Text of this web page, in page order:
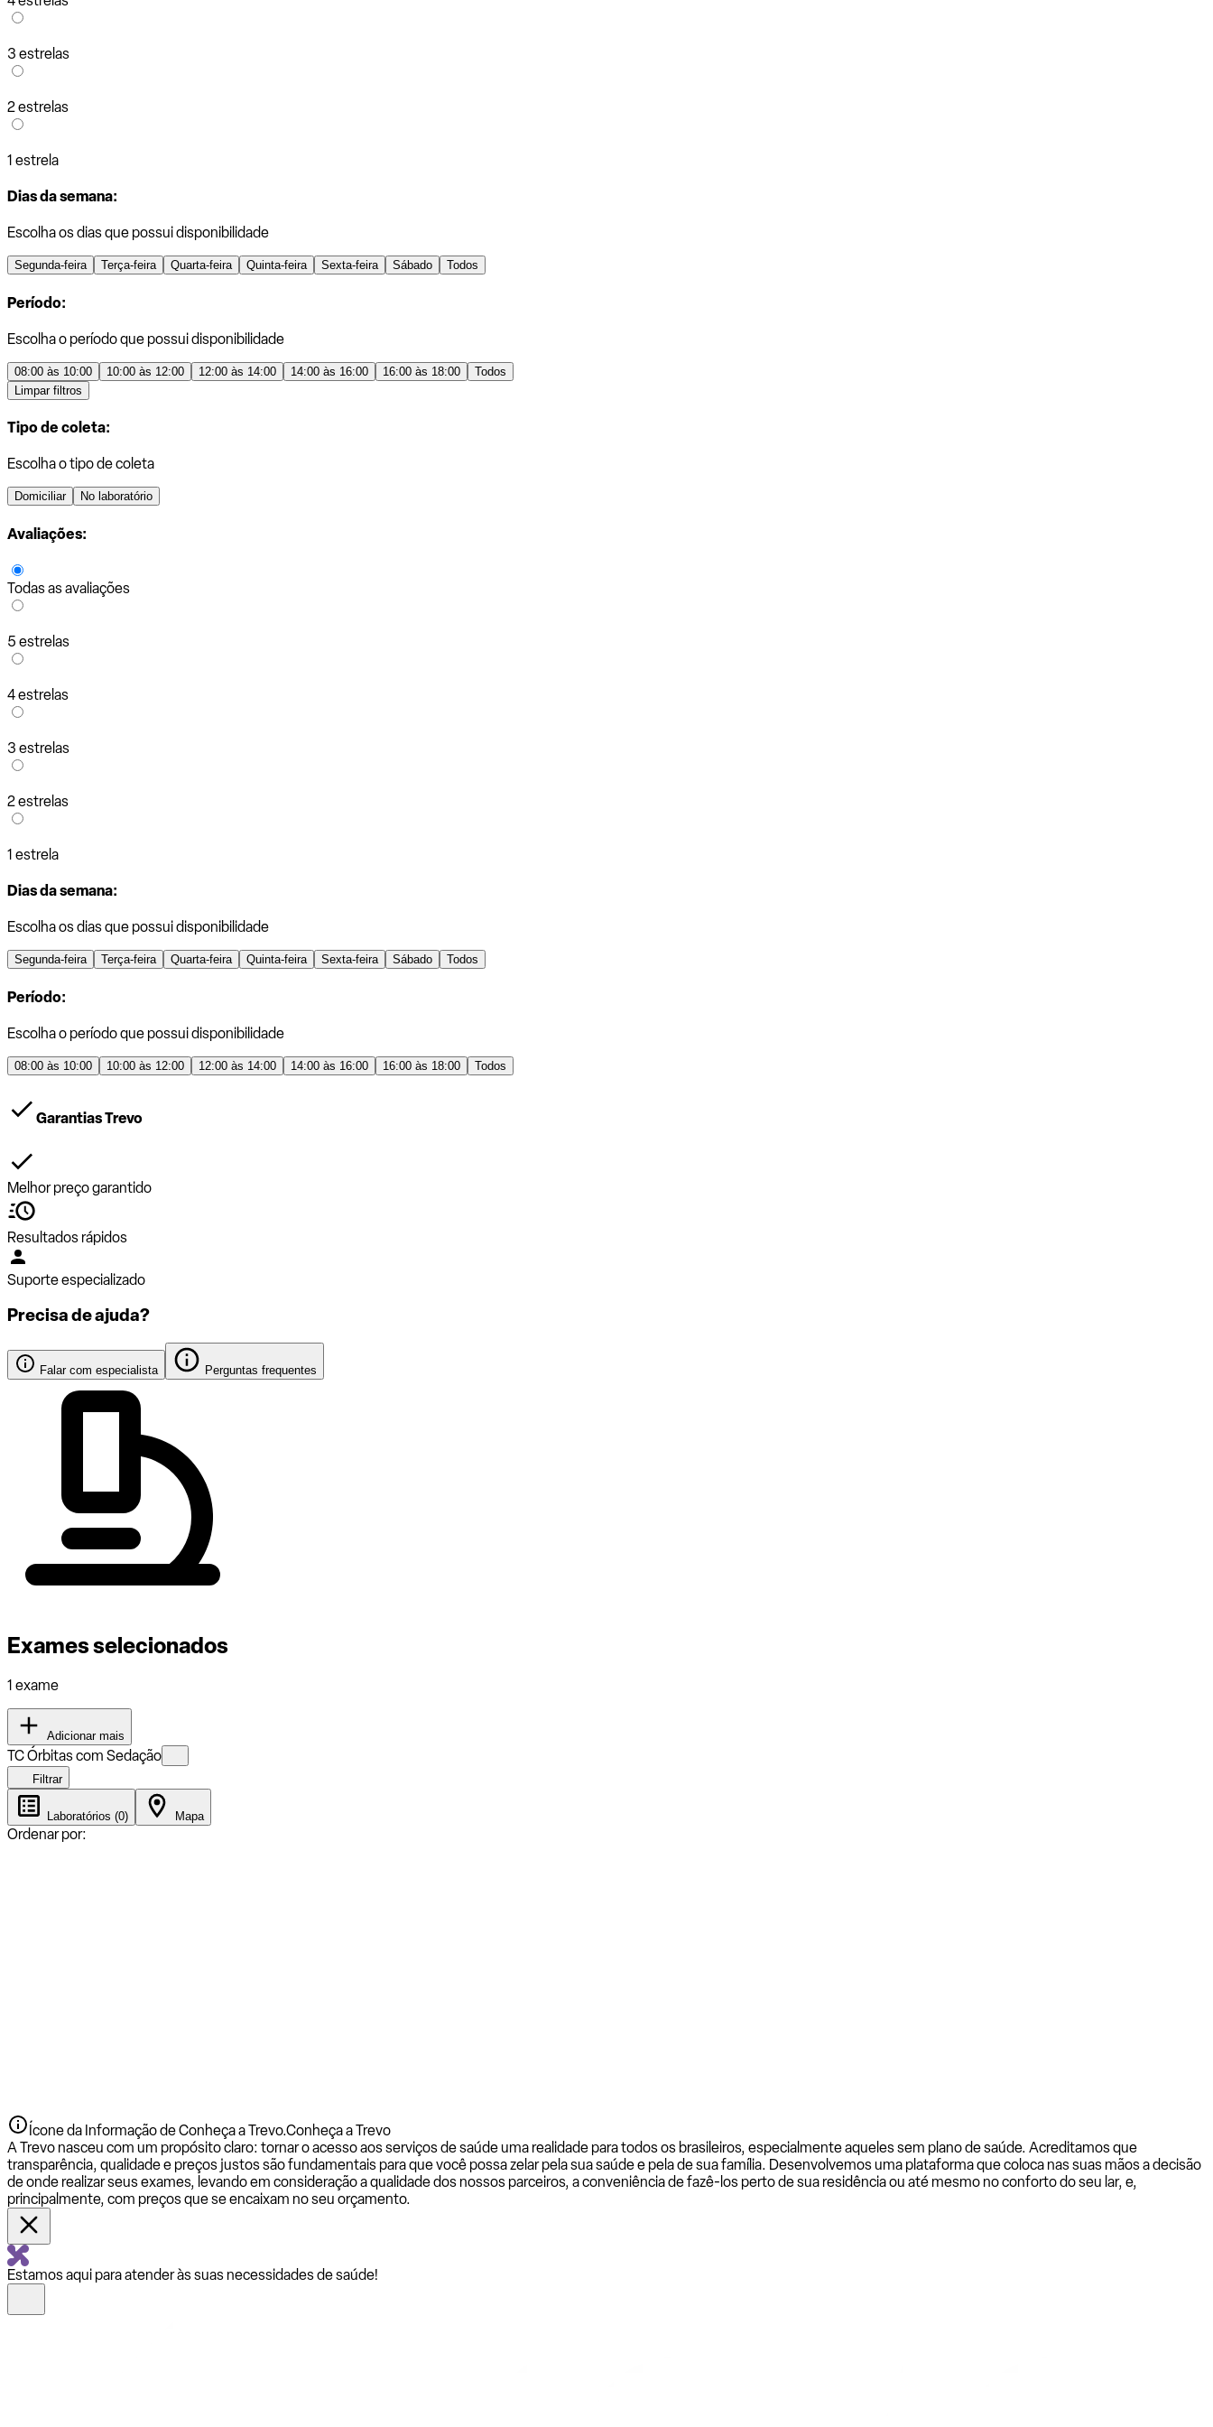
3 estrelas
2 estrelas
1 estrela
Dias da semana:
Escolha os dias que possui disponibilidade
Segunda-feira Terça-feira Quarta-feira Quinta-feira Sexta-feira Sábado Todos
Período:
Escolha o período que possui disponibilidade
08:00 às 10:00 10:00 às 12:00 12:00 às 14:00 14:00 às 16:00 16:00 às 18:00
Todos
Limpar filtros
Tipo de coleta:
Escolha o tipo de coleta
Domiciliar No laboratório
Avaliações:
Todas as avaliações
5 estrelas
4 estrelas
3 estrelas
2 estrelas
1 estrela
Dias da semana:
Escolha os dias que possui disponibilidade
Segunda-feira Terça-feira Quarta-feira Quinta-feira Sexta-feira Sábado Todos
Período:
Escolha o período que possui disponibilidade
08:00 às 10:00 10:00 às 12:00 12:00 às 14:00 14:00 às 16:00 16:00 às 18:00 Todos
Garantias Trevo
Melhor preço garantido
Resultados rápidos
Suporte especializado
Precisa de ajuda?
Falar com especialista Perguntas frequentes
Exames selecionados
1 exame
Adicionar mais
TC Órbitas com Sedação
Filtrar
Laboratórios (0) Mapa
Ordenar por:
Ícone da Informação de Conheça a Trevo.Conheça a Trevo
A Trevo nasceu com um propósito claro: tornar o acesso aos serviços de saúde uma realidade para todos os brasileiros, especialmente aqueles sem plano de saúde. Acreditamos que
transparência, qualidade e preços justos são fundamentais para que você possa zelar pela sua saúde e pela de sua família. Desenvolvemos uma plataforma que coloca nas suas mãos a decisão
de onde realizar seus exames, levando em consideração a qualidade dos nossos parceiros, a conveniência de fazê-los perto de sua residência ou até mesmo no conforto do seu lar, e,
principalmente, com preços que se encaixam no seu orçamento.
Estamos aqui para atender às suas necessidades de saúde!